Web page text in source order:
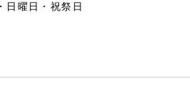
曜日・祝祭日